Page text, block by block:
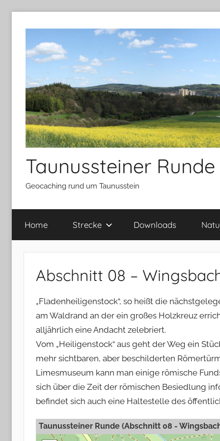
springen
Taunussteiner Runde
Geocaching rund um Taunusstein
Home Strecke Downloads
Abschnitt 08 –
„Fladenheiligenstock“, so heißt die
am Waldrand an der ein großes Holzkreuz
alljährlich eine Andacht zelebriert.
Vom „Heiligenstock“ aus geht der Weg ein
mehr sichtbaren, aber beschilderten
Limesmuseum kann man einige römische
sich über die Zeit der römischen Besiedlung
befindet sich auch eine Haltestelle des
Taunussteiner Runde (Abschnitt 08 -